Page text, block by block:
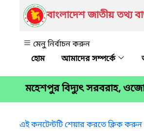
বাংলাদেশ জাতীয় তথ্য
মেনু নির্বাচন করুন
আমাদের সম্পর্কে
মহেশপুর বিদ্যুৎ সরবরাহ,
এই কনটেন্টটি শেয়ার করতে ক্লিক করুন